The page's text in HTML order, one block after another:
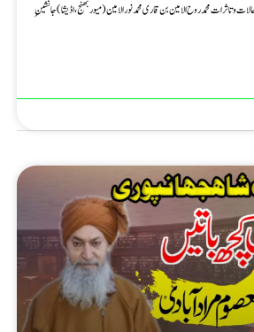
و تاثرات محمد روح الامین بن قاری محمد نور الامین(میوربھنج، اڈیشا) جانشینِ